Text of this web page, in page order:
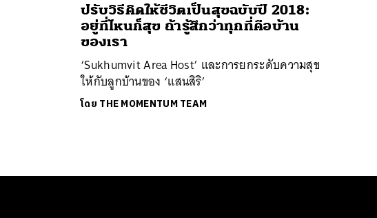
ปรับวิธีคิดให้ชีวิตเป็นสุขฉบับปี 2018:
อยู่ที่ไหนก็สุข ถ้ารู้สึกว่าทุกที่คือบ้าน
ของเรา
‘Sukhumvit Area Host’ และการยกระดับความสุข
ให้กับลูกบ้านของ ‘แสนสิริ’
โดย THE MOMENTUM TEAM
ค้นหา